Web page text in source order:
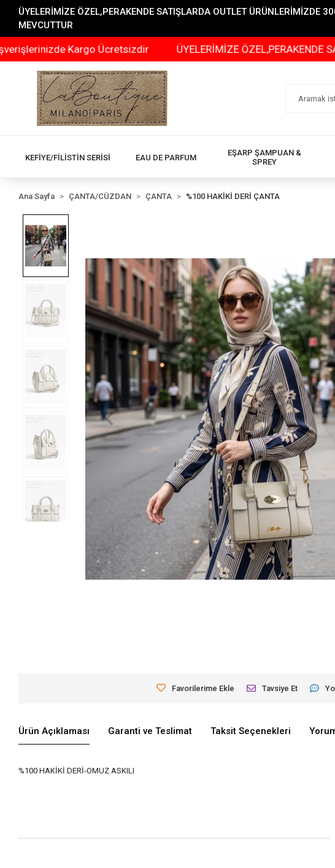
ÜYELERİMİZE ÖZEL,PERAKENDE SATIŞLARDA OUTLET
MEVCUTTUR
Kargo Ücretsizdir ÜYELERİMİZE ÖZEL,PERAKENDE
KEFİYE/FİLİSTİN SERİSİ EAU DE PARFUM
EŞARP ŞAMPUAN &
SPREY
Ana Sayfa ÇANTA/CÜZDAN ÇANTA %100 HAKİKİ DERİ ÇANTA
Favorilerime Ekle Tavsiye Et
Ürün Açıklaması Garanti ve Teslimat Taksit Seçenekleri
%100 HAKİKİ DERİ-OMUZ ASKILI